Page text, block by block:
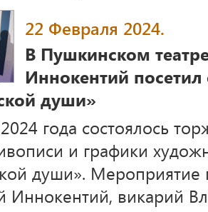
22 Февраля 2024.
В Пушкинском
Иннокентий
души»
года состоялось
и графики
души». Мероприятие
Иннокентий, викарий